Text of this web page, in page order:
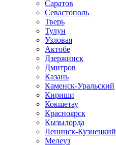
Саратов
Севастополь
Тверь
Тулун
Узловая
Актобе
Дзержинск
Дмитров
Казань
Каменск-Уральский
Кириши
Кокшетау
Красноярск
Кызылорда
Ленинск-Кузнецкий
Мелеуз